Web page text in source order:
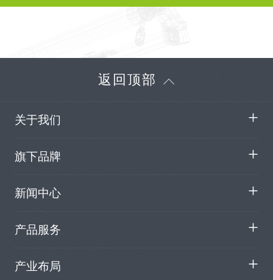
返回顶部
关于我们
旗下品牌
新闻中心
产品服务
产业布局